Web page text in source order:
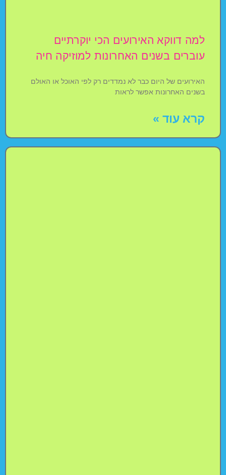
למה דווקא האירועים הכי יוקרתיים
עוברים בשנים האחרונות למוזיקה חיה
האירועים של היום כבר לא נמדדים רק לפי האוכל או האולם
בשנים האחרונות אפשר לראות
קרא עוד »